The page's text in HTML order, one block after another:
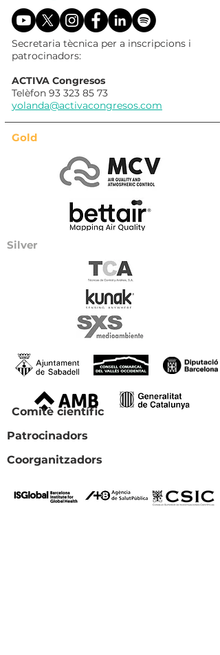
Secretaria tècnica per a inscripcions i
patrocinadors:
ACTIVA Congresos
Telèfon 93 323 85 73
yolanda@activacongresos.com
Gold
Silver
Comitè científic
Patrocinadors
Coorganitzadors